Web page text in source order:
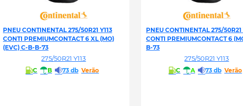
PNEU CONTINENTAL 275/50R21 Y113
CONTI PREMIUMCONTACT 6 XL (MO)
(EVC) C-B-B-73
275/50R21 Y113
C B 73 db Verão
PNEU CONTINENTAL 275/50R21
CONTI PREMIUMCONTACT 6
B-73
275/50R21 Y113
C A 73 db Verão